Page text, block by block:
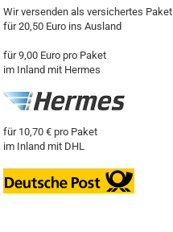
Wir versenden als versichertes Paket
für 20,50 Euro ins Ausland
für 9,00 Euro pro Paket
im Inland mit Hermes
für 10,70 € pro Paket
im Inland mit DHL